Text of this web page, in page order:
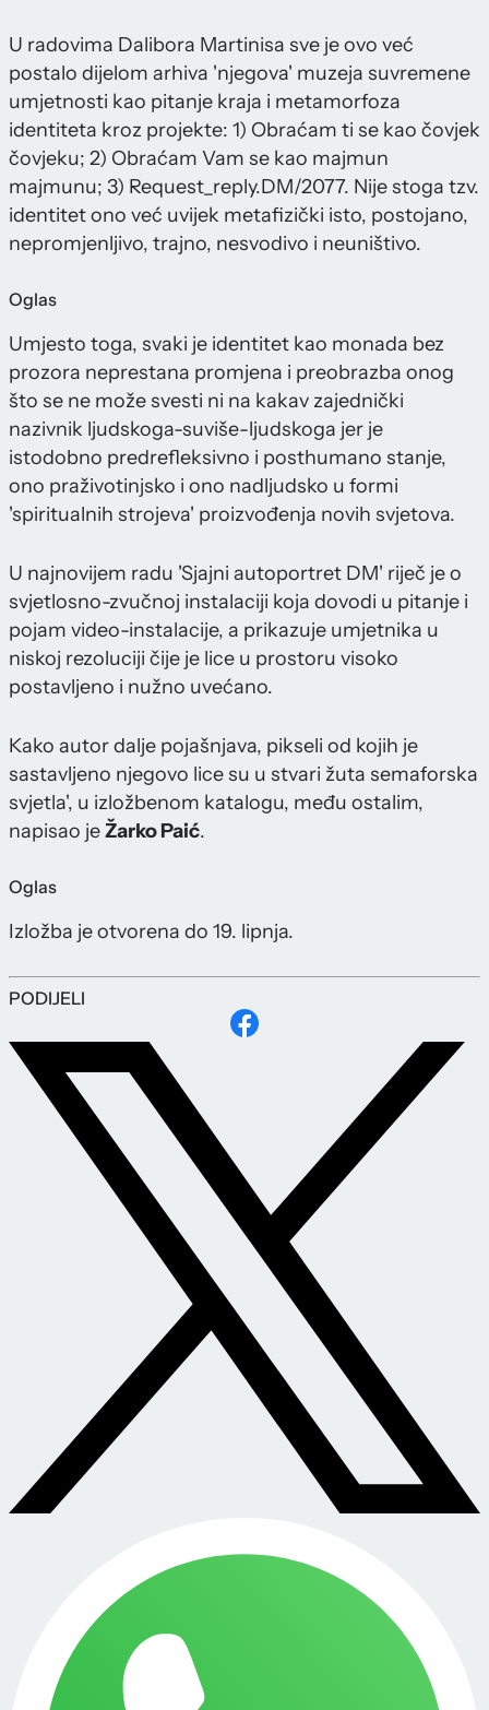
U radovima Dalibora Martinisa sve je ovo već
postalo dijelom arhiva 'njegova' muzeja suvremene
umjetnosti kao pitanje kraja i metamorfoza
identiteta kroz projekte: 1) Obraćam ti se kao čovjek
čovjeku; 2) Obraćam Vam se kao majmun
majmunu; 3) Request_reply.DM/2077. Nije stoga tzv.
identitet ono već uvijek metafizički isto, postojano,
nepromjenljivo, trajno, nesvodivo i neuništivo.
Oglas
Umjesto toga, svaki je identitet kao monada bez
prozora neprestana promjena i preobrazba onog
što se ne može svesti ni na kakav zajednički
nazivnik ljudskoga-suviše-ljudskoga jer je
istodobno predrefleksivno i posthumano stanje,
ono praživotinjsko i ono nadljudsko u formi
'spiritualnih strojeva' proizvođenja novih svjetova.
U najnovijem radu 'Sjajni autoportret DM' riječ je o
svjetlosno-zvučnoj instalaciji koja dovodi u pitanje i
pojam video-instalacije, a prikazuje umjetnika u
niskoj rezoluciji čije je lice u prostoru visoko
postavljeno i nužno uvećano.
Kako autor dalje pojašnjava, pikseli od kojih je
sastavljeno njegovo lice su u stvari žuta semaforska
svjetla', u izložbenom katalogu, među ostalim,
napisao jeŽarko Paić.
Oglas
Izložba je otvorena do 19. lipnja.
PODIJELI